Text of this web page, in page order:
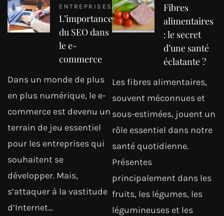
ENTREPRISES
L’importance
du SEO dans
le e-
commerce
Dans un monde de plus
en plus numérique, le e-
commerce est devenu un
terrain de jeu essentiel
pour les entreprises qui
souhaitent se
développer. Mais,
s’attaquer à la vastitude
d’Internet…
Fibres
alimentaires
: le secret
d’une santé
éclatante ?
Les fibres alimentaires,
souvent méconnues et
sous-estimées, jouent un
rôle essentiel dans notre
santé quotidienne.
Présentes
principalement dans les
fruits, les légumes, les
légumineuses et les